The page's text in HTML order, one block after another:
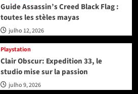
Guide Assassin’s Creed Black Flag :
toutes les stèles mayas
julho 12, 2026
Playstation
Clair Obscur: Expedition 33, le
studio mise sur la passion
julho 9, 2026